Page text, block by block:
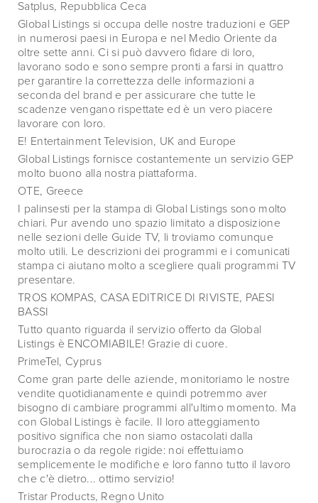
Satplus, Repubblica Ceca
Global Listings si occupa delle nostre traduzioni e GEP
in numerosi paesi in Europa e nel Medio Oriente da
oltre sette anni. Ci si può davvero fidare di loro,
lavorano sodo e sono sempre pronti a farsi in quattro
per garantire la correttezza delle informazioni a
seconda del brand e per assicurare che tutte le
scadenze vengano rispettate ed è un vero piacere
lavorare con loro.
E! Entertainment Television, UK and Europe
Global Listings fornisce costantemente un servizio GEP
molto buono alla nostra piattaforma.
OTE, Greece
I palinsesti per la stampa di Global Listings sono molto
chiari. Pur avendo uno spazio limitato a disposizione
nelle sezioni delle Guide TV, li troviamo comunque
molto utili. Le descrizioni dei programmi e i comunicati
stampa ci aiutano molto a scegliere quali programmi TV
presentare.
TROS KOMPAS, CASA EDITRICE DI RIVISTE, PAESI
BASSI
Tutto quanto riguarda il servizio offerto da Global
Listings è ENCOMIABILE! Grazie di cuore.
PrimeTel, Cyprus
Come gran parte delle aziende, monitoriamo le nostre
vendite quotidianamente e quindi potremmo aver
bisogno di cambiare programmi all'ultimo momento. Ma
con Global Listings è facile. Il loro atteggiamento
positivo significa che non siamo ostacolati dalla
burocrazia o da regole rigide: noi effettuiamo
semplicemente le modifiche e loro fanno tutto il lavoro
che c'è dietro... ottimo servizio!
Tristar Products, Regno Unito